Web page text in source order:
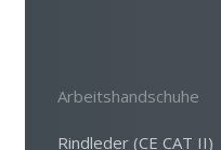
Arbeitshandschuhe
Rindleder (CE CAT II)